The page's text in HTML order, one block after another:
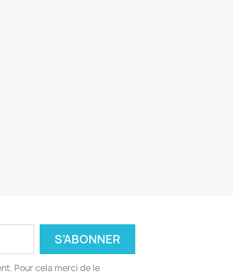
Pour cela merci de le